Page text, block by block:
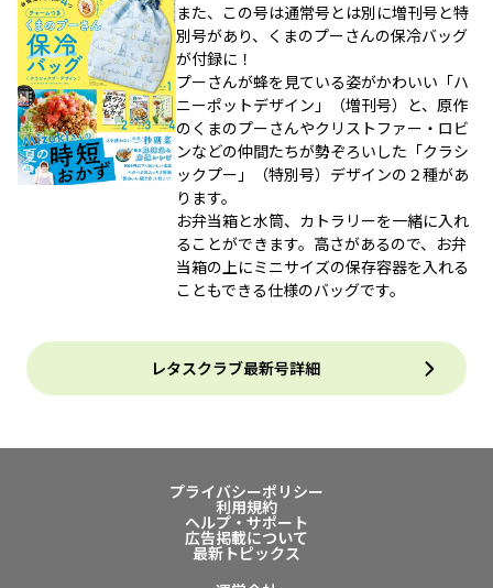
また、この号は通常号とは別に増刊号と特
別号があり、くまのプーさんの保冷バッグ
が付録に！
プーさんが蜂を見ている姿がかわいい「ハ
ニーポットデザイン」（増刊号）と、原作
のくまのプーさんやクリストファー・ロビ
ンなどの仲間たちが勢ぞろいした「クラシ
ックプー」（特別号）デザインの２種があ
ります。
お弁当箱と水筒、カトラリーを一緒に入れ
ることができます。高さがあるので、お弁
当箱の上にミニサイズの保存容器を入れる
こともできる仕様のバッグです。
レタスクラブ最新号詳細
プライバシーポリシー
利用規約
ヘルプ・サポート
広告掲載について
最新トピックス